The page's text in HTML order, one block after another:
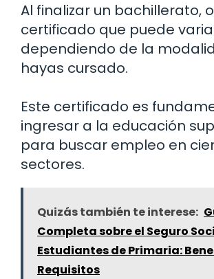
Al finalizar un bachillerato,
certificado que puede
dependiendo de la
hayas cursado.
Este certificado es
ingresar a la educación
para buscar empleo en
sectores.
Quizás también te interese:
Completa sobre el Seguro
Estudiantes de Primaria:
Requisitos